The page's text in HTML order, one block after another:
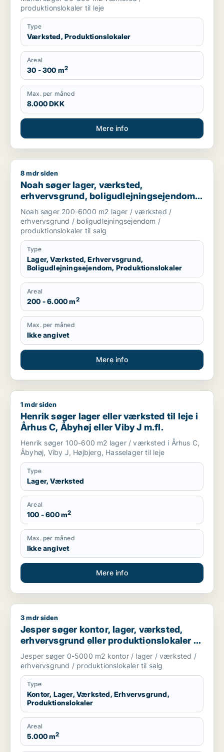
produktionslokaler til leje
Type
Værksted, Produktionslokaler
Areal
30 - 300 m2
Max. per måned
8.000 DKK
Mere info
Noah søger lager, værksted, erhvervsgrund,
8 mdr siden
Noah søger lager, værksted,
erhvervsgrund, boligudlejningsejendom
eller produktionslokaler til salg i Århus
Noah søger 200-6000 m2 lager / værksted /
erhvervsgrund / boligudlejningsejendom /
produktionslokaler til salg
Type
Lager, Værksted, Erhvervsgrund,
Boligudlejningsejendom, Produktionslokaler
Areal
200 - 6.000 m2
Max. per måned
Ikke angivet
Mere info
Henrik søger lager eller værksted til leje i Århus C, Åbyhøj
1 mdr siden
Henrik søger lager eller værksted til leje i
Århus C, Åbyhøj eller Viby J m.fl.
Henrik søger 100-600 m2 lager / værksted i Århus C,
Åbyhøj, Viby J, Højbjerg, Hasselager til leje
Type
Lager, Værksted
Areal
100 - 600 m2
Max. per måned
Ikke angivet
Mere info
Jesper søger kontor, lager, værksted, erhvervsgrund eller
3 mdr siden
Jesper søger kontor, lager, værksted,
erhvervsgrund eller produktionslokaler til
salg i Århus C, Århus N eller Århus V m.fl.
Jesper søger 0-5000 m2 kontor / lager / værksted /
erhvervsgrund / produktionslokaler til salg
Type
Kontor, Lager, Værksted, Erhvervsgrund,
Produktionslokaler
Areal
5.000 m2